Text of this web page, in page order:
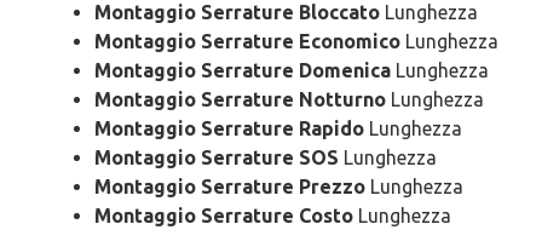
Montaggio Serrature Bloccato Lunghezza
Montaggio Serrature Economico Lunghezza
Montaggio Serrature Domenica Lunghezza
Montaggio Serrature Notturno Lunghezza
Montaggio Serrature Rapido Lunghezza
Montaggio Serrature SOS Lunghezza
Montaggio Serrature Prezzo Lunghezza
Montaggio Serrature Costo Lunghezza